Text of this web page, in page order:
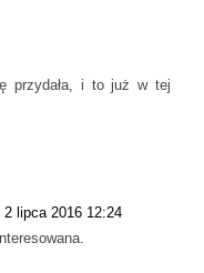
przydała, i to już w tej
2 lipca 2016 12:24